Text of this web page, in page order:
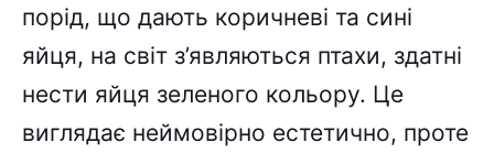
порід, що дають коричневі та сині
яйця, на світ з’являються птахи, здатні
нести яйця зеленого кольору. Це
виглядає неймовірно естетично, проте